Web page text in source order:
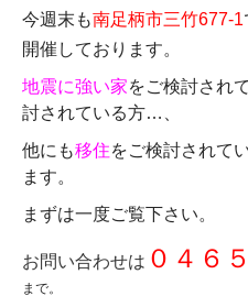
今週末も南足柄市三竹677-1
開催しております。
地震に強い家をご検討され
討されている方…、
他にも移住をご検討されて
ます。
まずは一度ご覧下さい。
お問い合わせは ０４６
まで。